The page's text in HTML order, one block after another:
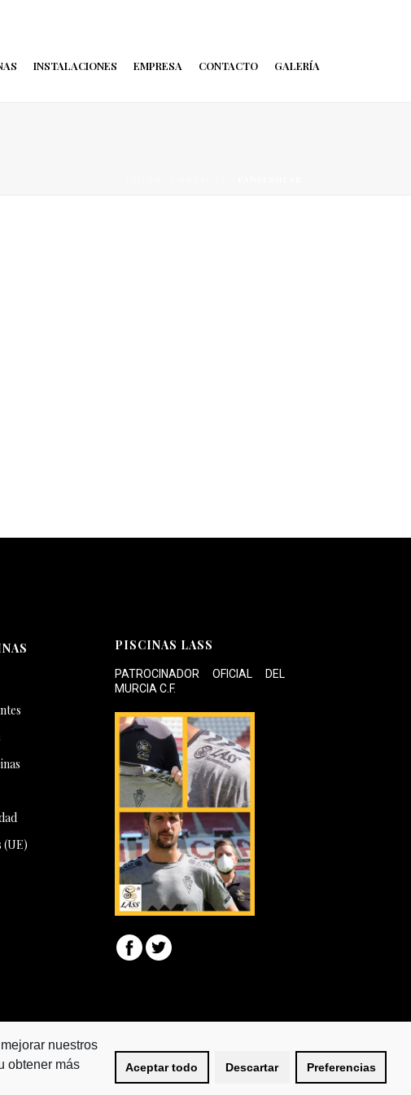
INSTALACIONES EMPRESA CONTACTO GALERÍA
(UE)
PISCINAS LASS
PATROCINADOR OFICIAL DEL
MURCIA C.F.
nuestros
obtener más
Aceptar todo Descartar Preferencias